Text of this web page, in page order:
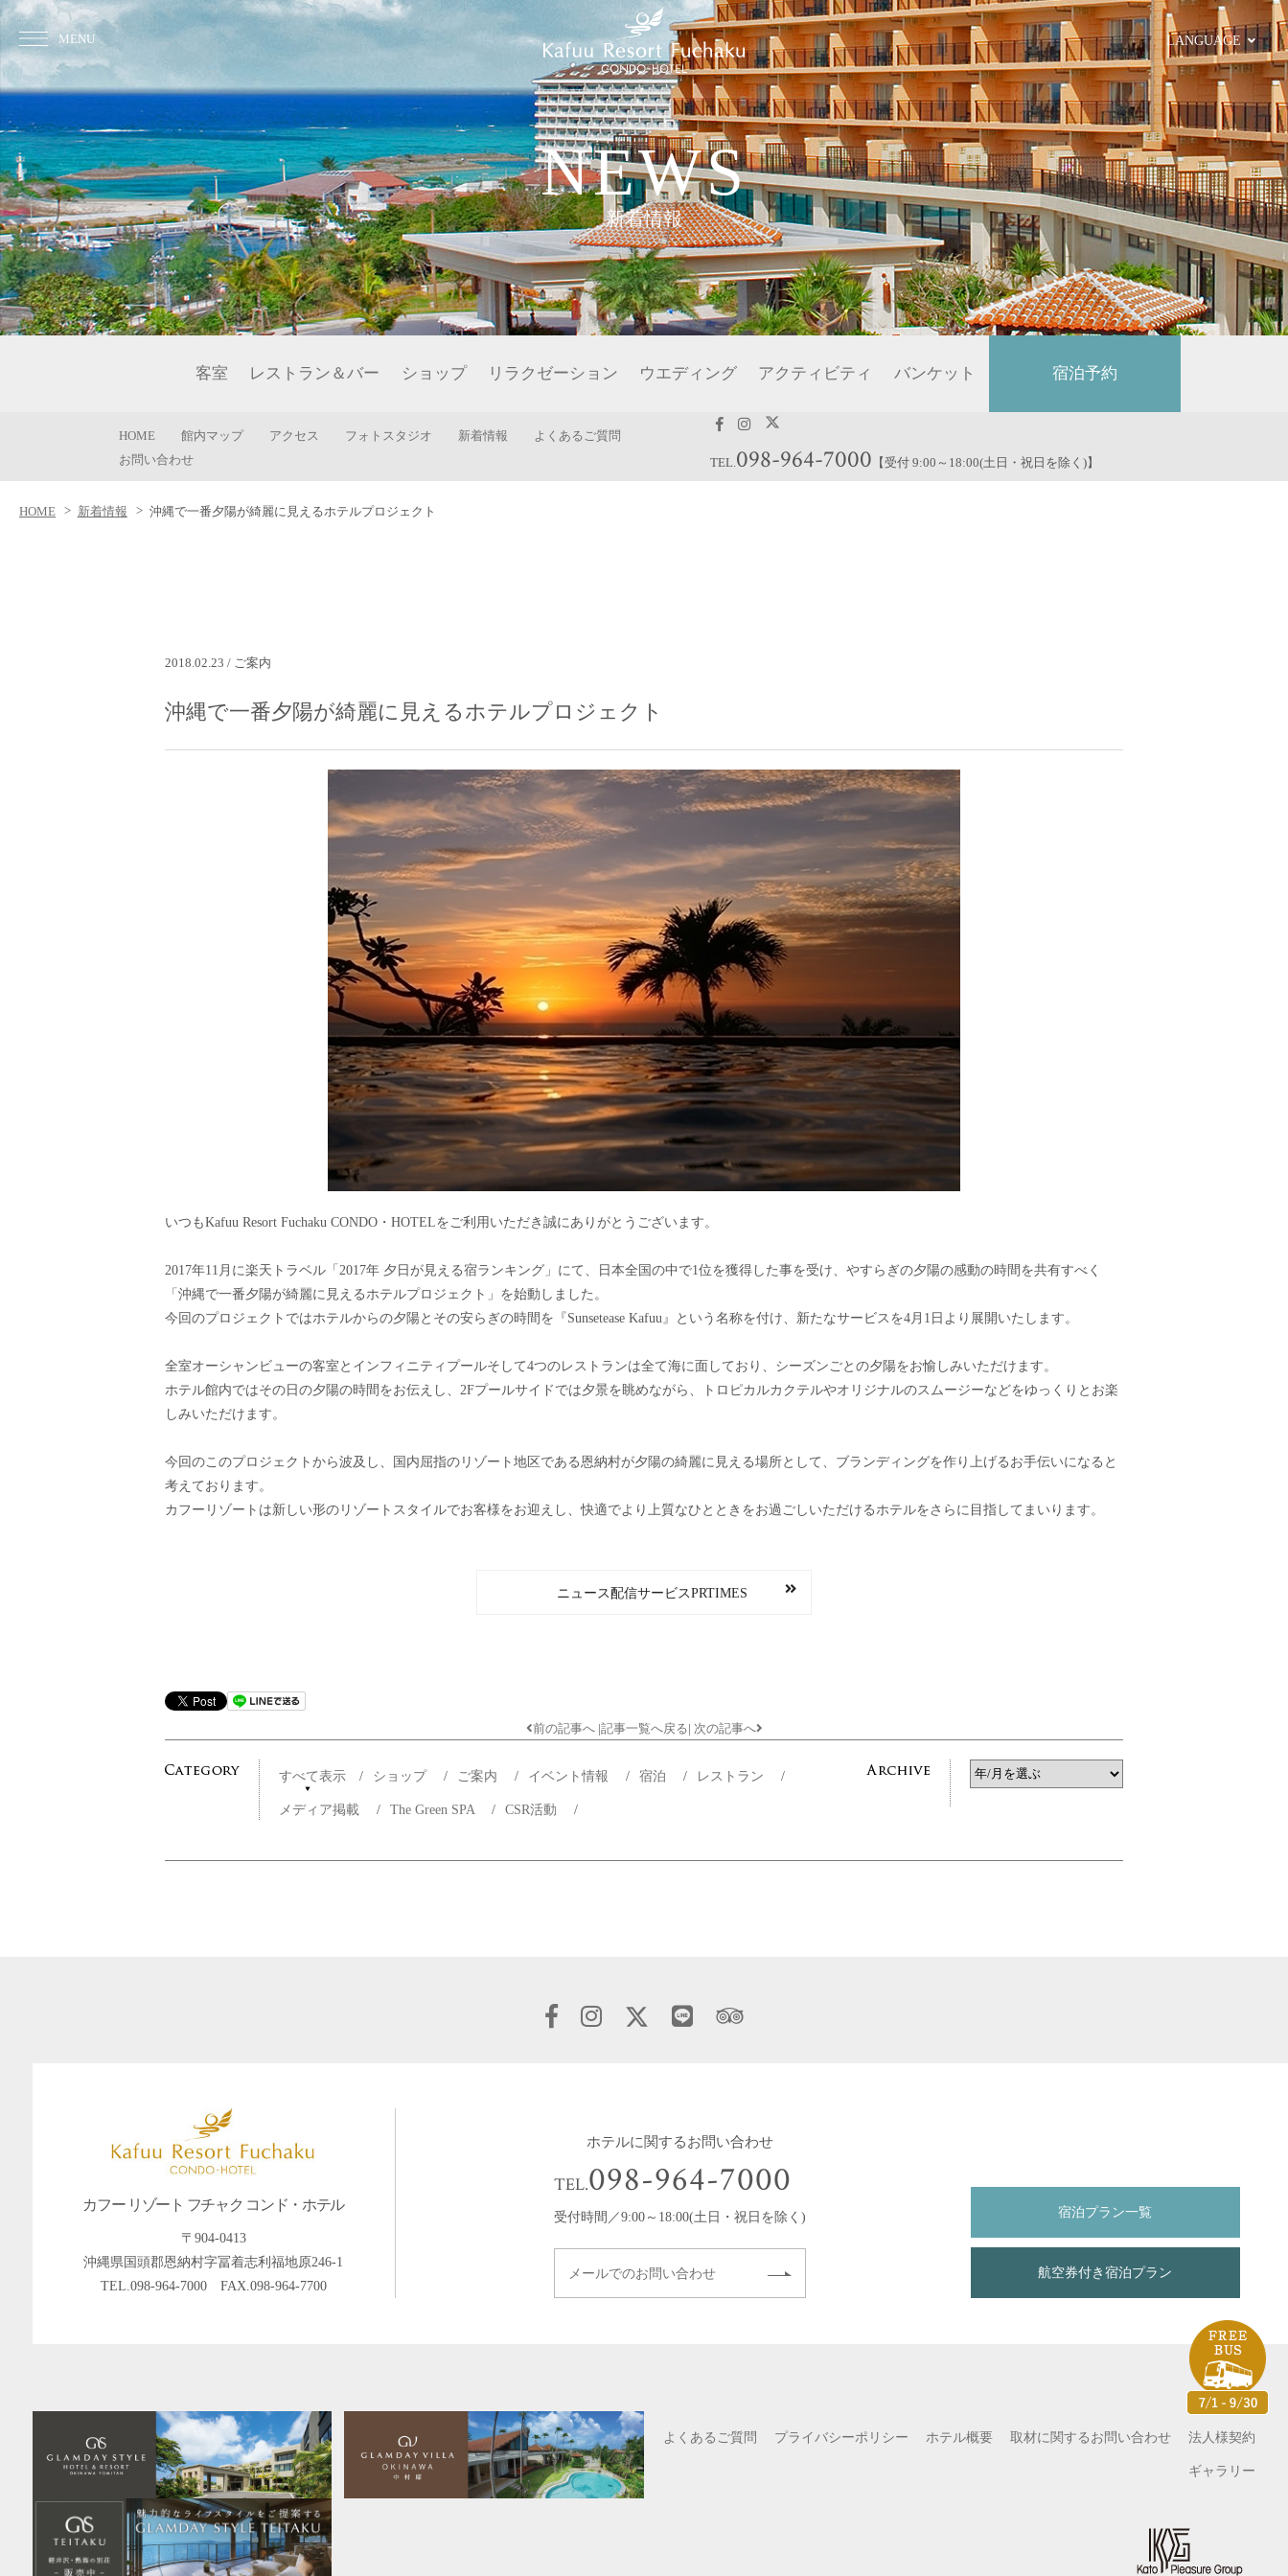
MENU LANGUAGE
NEWS
新着情報
客室 レストラン＆バー ショップ リラクゼーション ウエディング アクティビティ バンケット 宿泊予約
HOME 館内マップ アクセス フォトスタジオ 新着情報
よくあるご質問
お問い合わせ
TEL.098-964-7000 【受付 9:00～18:00(土日・祝日を除く)】
HOME 新着情報 沖縄で一番夕陽が綺麗に見えるホテルプロジェクト
2018.02.23 / ご案内
沖縄で一番夕陽が綺麗に見えるホテルプロジェクト
いつもKafuu Resort Fuchaku CONDO・HOTELをご利用いただき誠にありがとうございます。
2017年11月に楽天トラベル「2017年 夕日が見える宿ランキング」にて、日本全国の中で1位を獲得した事を受け、やすらぎの夕陽の感動の時間を共有すべく
「沖縄で一番夕陽が綺麗に見えるホテルプロジェクト」を始動しました。
今回のプロジェクトではホテルからの夕陽とその安らぎの時間を『Sunsetease Kafuu』という名称を付け、新たなサービスを4月1日より展開いたします。
全室オーシャンビューの客室とインフィニティプールそして4つのレストランは全て海に面しており、シーズンごとの夕陽をお愉しみいただけます。
ホテル館内ではその日の夕陽の時間をお伝えし、2Fプールサイドでは夕景を眺めながら、トロピカルカクテルやオリジナルのスムージーなどをゆっくりとお楽
しみいただけます。
今回のこのプロジェクトから波及し、国内屈指のリゾート地区である恩納村が夕陽の綺麗に見える場所として、ブランディングを作り上げるお手伝いになると
考えております。
カフーリゾートは新しい形のリゾートスタイルでお客様をお迎えし、快適でより上質なひとときをお過ごしいただけるホテルをさらに目指してまいります。
ニュース配信サービスPRTIMES
前の記事へ |記事一覧へ戻る| 次の記事へ
すべて表示 / ショップ / ご案内 / イベント情報 / 宿泊 / レストラン /
メディア掲載 / The Green SPA / CSR活動 /
カフー リゾート フチャク コンド・ホテル
〒904-0413
沖縄県国頭郡恩納村字冨着志利福地原246-1
TEL. 098-964-7000FAX.098-964-7700
ホテルに関するお問い合わせ
TEL.098-964-7000
受付時間／9:00～18:00(土日・祝日を除く)
メールでのお問い合わせ
宿泊プラン一覧
航空券付き宿泊プラン
よくあるご質問 プライバシーポリシー ホテル概要 取材に関するお問い合わせ 法人様契約
ギャラリー